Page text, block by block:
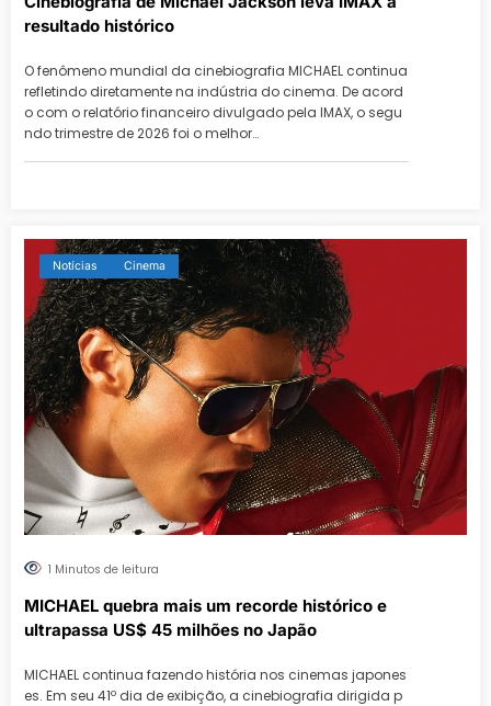
resultado histórico
O fenômeno mundial da cinebiografia MICHAEL continua
refletindo diretamente na indústria do cinema. De acord
o com o relatório financeiro divulgado pela IMAX, o segu
ndo trimestre de 2026 foi o melhor…
Notícias Cinema
1 Minutos de leitura
MICHAEL quebra mais um recorde histórico e
ultrapassa US$ 45 milhões no Japão
MICHAEL continua fazendo história nos cinemas japones
es. Em seu 41º dia de exibição, a cinebiografia dirigida p